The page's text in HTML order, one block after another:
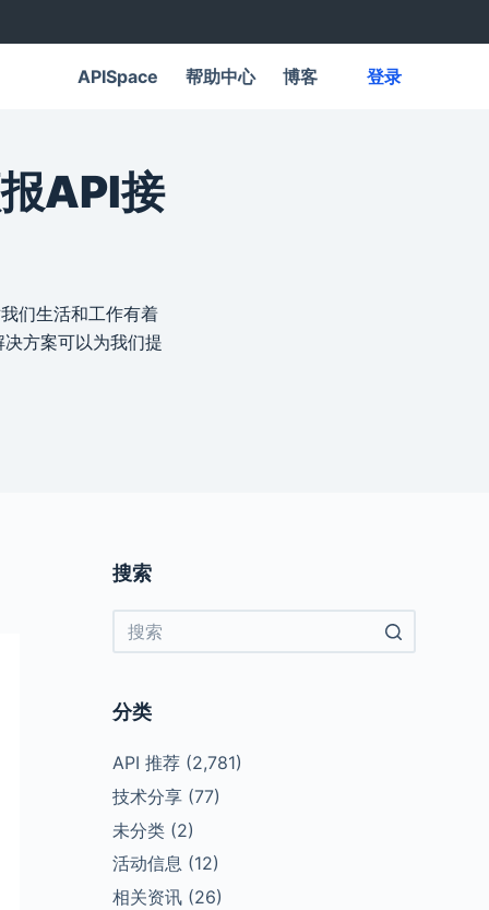
APISpace 帮助中心 博客 登录
API接
们生活和工作有着
方案可以为我们提
搜索
分类
API 推荐(2,781)
技术分享(77)
未分类(2)
活动信息 (12)
相关资讯(26)